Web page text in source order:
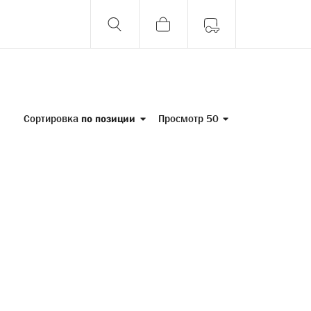
Просмотр 50
Сортировка по позиции